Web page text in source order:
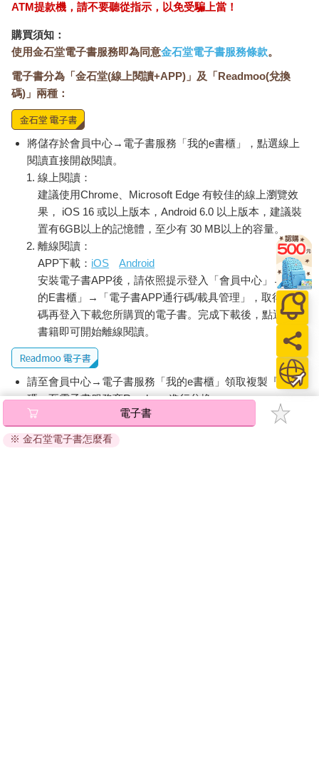
ATM提款機，請不要聽從指示，以免受騙上當！
購買須知：
使用金石堂電子書服務即為同意金石堂電子書服務條款。
電子書分為「金石堂(線上閱讀+APP)」及「Readmoo(兌換
碼)」兩種：
將儲存於會員中心→電子書服務「我的e書櫃」，點選線上
閱讀直接開啟閱讀。
線上閱讀：
建議使用Chrome、Microsoft Edge 有較佳的線上瀏覽效
果， iOS 16 或以上版本，Android 6.0 以上版本，建議裝
置有6GB以上的記憶體，至少有 30 MB以上的容量。
離線閱讀：
APP下載： iOS
Android
安裝電子書APP後，請依照提示登入「會員中心」→「我
的E書櫃」→「電子書APP通行碼/載具管理」，取得通行
碼再登入下載您所購買的電子書。完成下載後，點選任一
書籍即可開始離線閱讀。
請至會員中心→電子書服務「我的e書櫃」領取複製『兌換
碼』至電子書服務商Readmoo進行兌換。
退換貨須知：
因版權保護，您在金石堂所購買的電子書僅能以金石堂專屬
電子書
※ 金石堂電子書怎麼看